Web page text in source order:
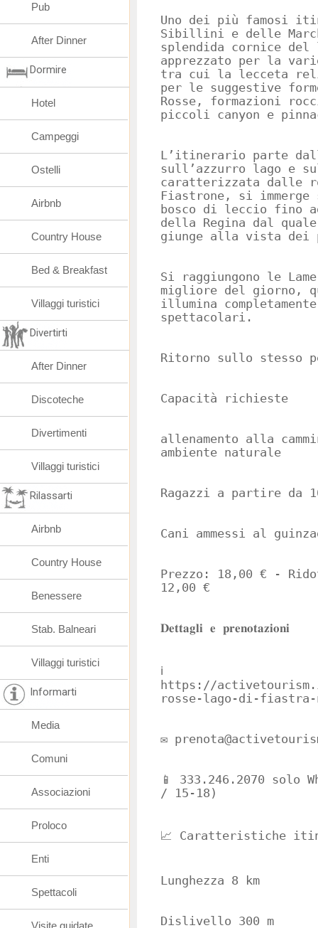
Uno dei più famosi
Sibillini e delle
splendida cornice
apprezzato per la
tra cui la lecceta
per le suggestive
Rosse, formazioni
piccoli canyon e
L’itinerario parte
sull’azzurro lago e
caratterizzata dalle
Fiastrone, si
bosco di leccio fino
della Regina dal
giunge alla vista dei
Si raggiungono le
migliore del giorno,
illumina
spettacolari.
Ritorno sullo stesso
Capacità richieste
allenamento alla
ambiente naturale
Ragazzi a partire da
Cani ammessi al
Prezzo: 18,00 € -
12,00 €
𝐃𝐞𝐭𝐭𝐚𝐠𝐥𝐢 𝐞 𝐩𝐫𝐞𝐧𝐨𝐭𝐚𝐳𝐢𝐨𝐧𝐢
ℹ️
https://
rosse-lago-di-
✉️
📱 333.246.2070 solo
/ 15-18)
📈 Caratteristiche
Lunghezza 8 km
Dislivello 300 m
Pub
After Dinner
Dormire
Hotel
Campeggi
Ostelli
Airbnb
Country House
Bed & Breakfast
Villaggi turistici
Divertirti
After Dinner
Discoteche
Divertimenti
Villaggi turistici
Rilassarti
Airbnb
Country House
Benessere
Stab. Balneari
Villaggi turistici
Informarti
Media
Comuni
Associazioni
Proloco
Enti
Spettacoli
Visite guidate